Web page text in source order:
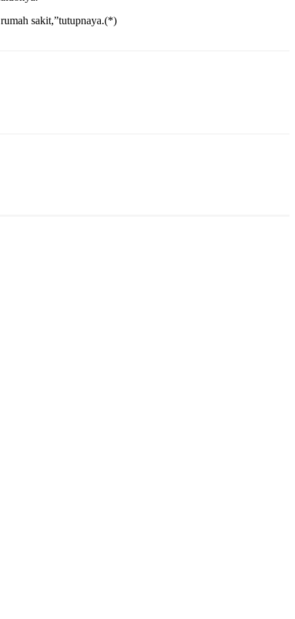
sakit,”tutupnaya.(*)